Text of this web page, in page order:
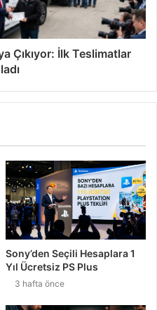
Çıkıyor: İlk Teslimatlar
Sony’den Seçili Hesaplara 1
Yıl Ücretsiz PS Plus
3 hafta önce